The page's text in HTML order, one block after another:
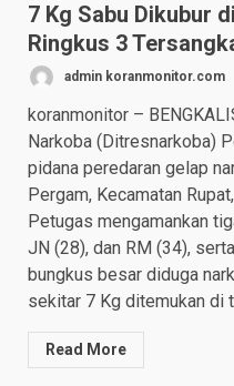
7 Kg Sabu Dikubur
Ringkus 3
admin koranmonitor.com
koranmonitor –
Narkoba (Ditresnarkoba)
pidana peredaran gelap
Pergam, Kecamatan
Petugas mengamankan
JN (28), dan RM (34),
bungkus besar diduga
sekitar 7 Kg ditemukan di
Read More